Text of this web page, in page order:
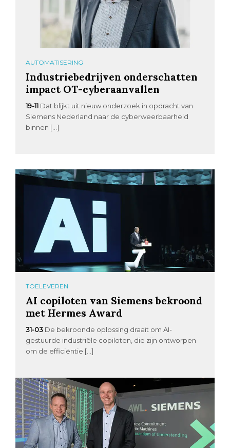
AUTOMATISERING
Industriebedrijven onderschatten
impact OT-cyberaanvallen
19-11 Dat blijkt uit nieuw onderzoek in opdracht van
Siemens Nederland naar de cyberweerbaarheid
binnen […]
TOELEVEREN
AI copiloten van Siemens bekroond
met Hermes Award
31-03 De bekroonde oplossing draait om AI-
gestuurde industriële copiloten, die zijn ontworpen
om de efficiëntie […]